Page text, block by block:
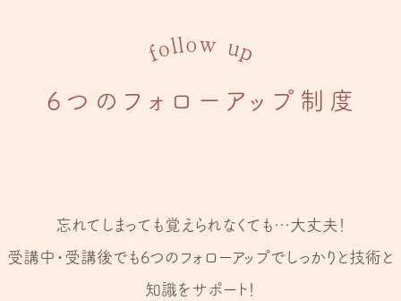
follow up
6つのフォローアップ制度
忘れてしまっても覚えられなくても…大丈夫！
受講中・受講後でも6つのフォローアップでしっかりと技術と
知識をサポート！